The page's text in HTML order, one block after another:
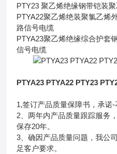
PTY23 聚乙烯绝缘钢带铠装
PTYA22聚乙烯绝装聚氯乙烯
路信号电缆
PTYA23聚乙烯绝缘综合护套
信号电缆
PTYA23 PTYA22 PTY23
1,签订产品质量保障书，承诺-
2、两年内产品质量跟踪服务
保存20年。
3、确因产品质量问题，我公
足客户要求。